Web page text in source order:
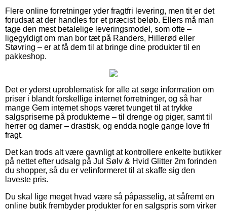
Flere online forretninger yder fragtfri levering, men tit er det
forudsat at der handles for et præcist beløb. Ellers må man
tage den mest betalelige leveringsmodel, som ofte –
ligegyldigt om man bor tæt på Randers, Hillerød eller
Støvring – er at få dem til at bringe dine produkter til en
pakkeshop.
Det er yderst uproblematisk for alle at søge information om
priser i blandt forskellige internet forretninger, og så har
mange Gem internet shops været tvunget til at trykke
salgspriserne på produkterne – til drenge og piger, samt til
herrer og damer – drastisk, og endda nogle gange love fri
fragt.
Det kan trods alt være gavnligt at kontrollere enkelte butikker
på nettet efter udsalg på Jul Sølv & Hvid Glitter 2m forinden
du shopper, så du er velinformeret til at skaffe sig den
laveste pris.
Du skal lige meget hvad være så påpasselig, at såfremt en
online butik frembyder produkter for en salgspris som virker